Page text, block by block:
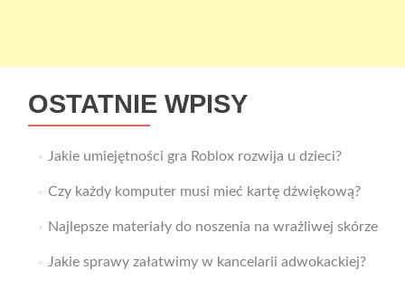
OSTATNIE WPISY
Jakie umiejętności gra Roblox rozwija u dzieci?
Czy każdy komputer musi mieć kartę dźwiękową?
Najlepsze materiały do noszenia na wrażliwej skórze
Jakie sprawy załatwimy w kancelarii adwokackiej?